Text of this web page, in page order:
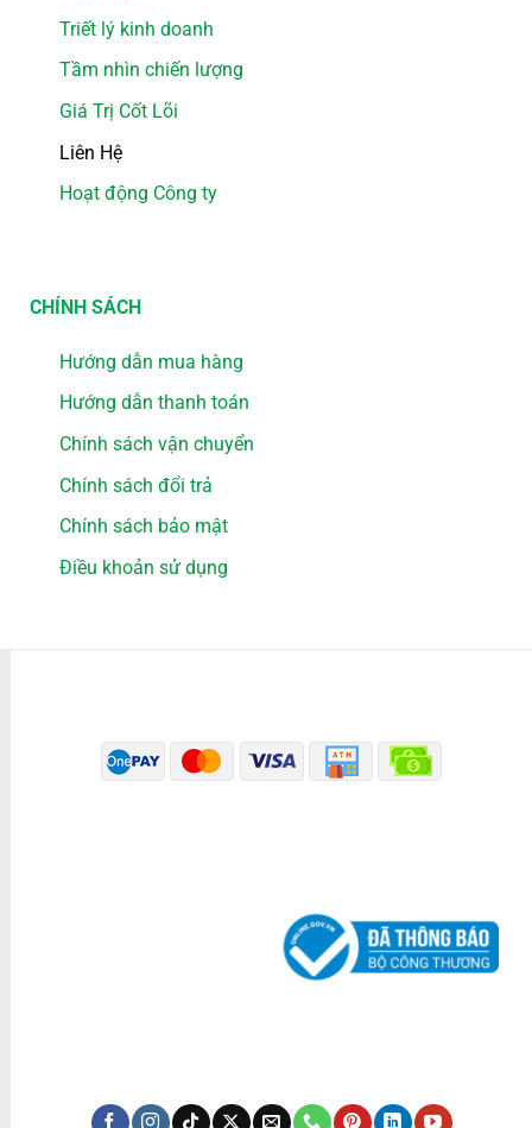
Triết lý kinh doanh
Tầm nhìn chiến lượng
Giá Trị Cốt Lõi
Liên Hệ
Hoạt động Công ty
CHÍNH SÁCH
Hướng dẫn mua hàng
Hướng dẫn thanh toán
Chính sách vận chuyển
Chính sách đổi trả
Chính sách bảo mật
Điều khoản sử dụng